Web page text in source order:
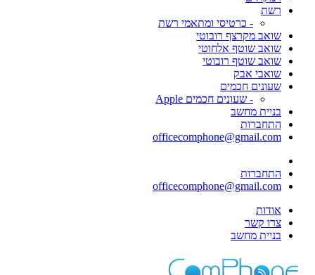
רשת
- כרטיסי ומתאמי רשת
שואב מקרצף רובוטי
שואב שוטף אלחוטי
שואב שוטף רובוטי
שואבי אבק
שעונים חכמים
- שעונים חכמים Apple
בניית מחשב
התחברות
officecomphone@gmail.com
התחברות
officecomphone@gmail.com
אודות
צרו קשר
בניית מחשב